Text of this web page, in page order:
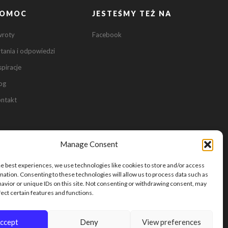
Manage Consent
best experiences, we use technologies like cookies to store and/or access
Consenting to these technologies will allow us to process data such as
or unique IDs on this site. Not consenting or withdrawing consent, may
certain features and functions.
Deny View preferences
i odpowiedzi
JESTEŚMY TEŻ NA
Facebook